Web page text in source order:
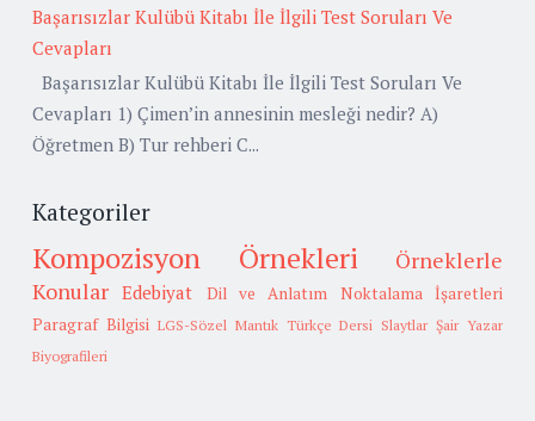
Başarısızlar Kulübü Kitabı İle İlgili Test Soruları Ve
Cevapları
Başarısızlar Kulübü Kitabı İle İlgili Test Soruları Ve
Cevapları 1) Çimen’in annesinin mesleği nedir? A)
Öğretmen B) Tur rehberi C...
Kategoriler
Kompozisyon Örnekleri
Örneklerle
Konular Edebiyat Dil ve Anlatım
Noktalama İşaretleri
Paragraf Bilgisi LGS-Sözel Mantık Türkçe Dersi Slaytlar Şair Yazar
Biyografileri